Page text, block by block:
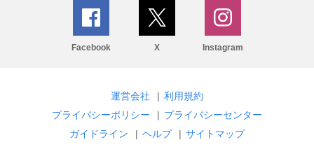
Facebook X Instagram
運営会社 | 利用規約
プライバシーポリシー
| プライバシーセンター
ガイドライン
| ヘルプ | サイトマップ